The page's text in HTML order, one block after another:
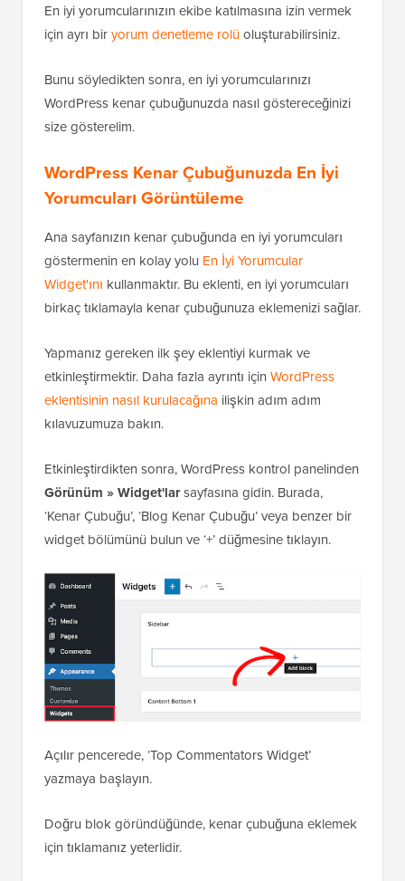
En iyi yorumcularınızın ekibe katılmasına izin vermek
için ayrı biryorum denetleme rolüoluşturabilirsiniz.
Bunu söyledikten sonra, en iyi yorumcularınızı
WordPress kenar çubuğunuzda nasıl göstereceğinizi
size gösterelim.
WordPress Kenar Çubuğunuzda En İyi
Yorumcuları Görüntüleme
Ana sayfanızın kenar çubuğunda en iyi yorumcuları
göstermenin en kolay yolu En İyi Yorumcular
Widget'ını kullanmaktır. Bu eklenti, en iyi yorumcuları
birkaç tıklamayla kenar çubuğunuza eklemenizi sağlar.
Yapmanız gereken ilk şey eklentiyi kurmak ve
etkinleştirmektir. Daha fazla ayrıntı için WordPress
eklentisinin nasıl kurulacağına ilişkin adım adım
kılavuzumuza bakın.
Etkinleştirdikten sonra, WordPress kontrol panelinden
Görünüm » Widget'larsayfasına gidin. Burada,
‘Kenar Çubuğu’, ‘Blog Kenar Çubuğu’ veya benzer bir
widget bölümünü bulun ve ‘+’ düğmesine tıklayın.
Açılır pencerede, ‘Top Commentators Widget’
yazmaya başlayın.
Doğru blok göründüğünde, kenar çubuğuna eklemek
için tıklamanız yeterlidir.